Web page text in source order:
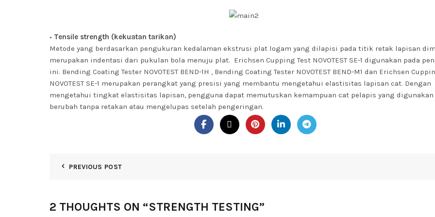
• Tensile strength (kekuatan tarikan)
Metode yang berdasarkan pengukuran kedalaman ekstrusi plat logam yang dilapisi pada titik retak lapisan
merupakan indentasi dari pukulan bola menuju plat. Erichsen Cupping Test NOVOTEST SE-1 digunakan pada
ini. Bending Coating Tester NOVOTEST BEND-1H , Bending Coating Tester NOVOTEST BEND-M1 dan Erichsen
NOVOTEST SE-1 merupakan perangkat yang presisi yang membantu mengetahui elastisitas lapisan cat. Dengan
mengetahui tingkat elastisitas lapisan, pengguna dapat memutuskan kemampuan cat pelapis yang digunakan
berubah tanpa retakan atau mengelupas setelah pengeringan.
PREVIOUS POST
2 THOUGHTS ON “STRENGTH TESTING”